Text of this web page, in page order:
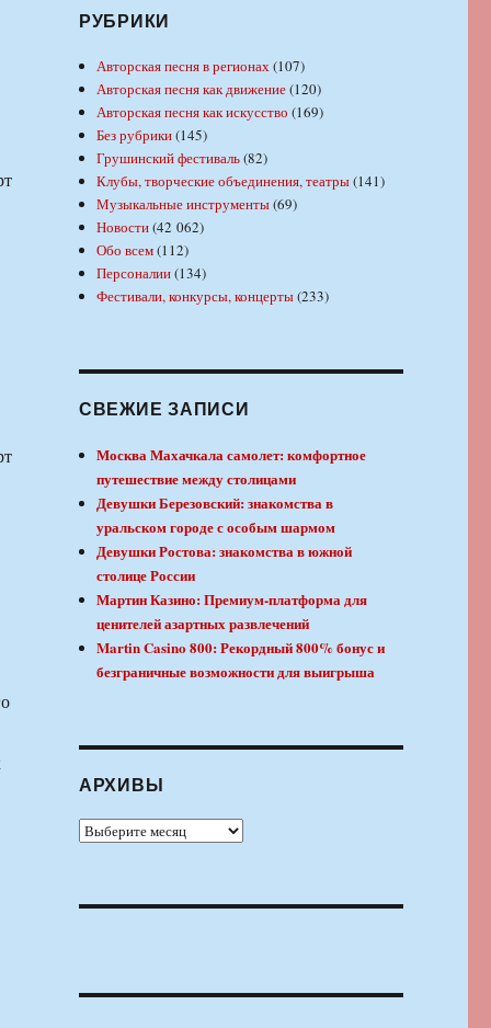
РУБРИКИ
Авторская песня в регионах(107)
Авторская песня как движение(120)
Авторская песня как искусство (169)
Без рубрики(145)
Грушинский фестиваль(82)
Клубы, творческие объединения, театры(141)
Музыкальные инструменты(69)
Новости(42 062)
Обо всем(112)
Персоналии(134)
Фестивали, конкурсы, концерты(233)
СВЕЖИЕ ЗАПИСИ
Москва Махачкала самолет: комфортное
путешествие между столицами
Девушки Березовский: знакомства в
уральском городе с особым шармом
Девушки Ростова: знакомства в южной
столице России
Мартин Казино: Премиум-платформа для
ценителей азартных развлечений
Martin Casino 800: Рекордный 800% бонус и
безграничные возможности для выигрыша
АРХИВЫ
Архивы